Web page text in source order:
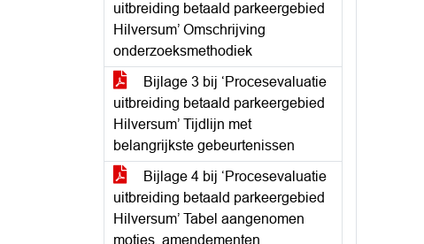
uitbreiding betaald parkeergebied
Hilversum’ Omschrijving
onderzoeksmethodiek
Bijlage 3 bij ‘Procesevaluatie
uitbreiding betaald parkeergebied
Hilversum’ Tijdlijn met
belangrijkste gebeurtenissen
Bijlage 4 bij ‘Procesevaluatie
uitbreiding betaald parkeergebied
Hilversum’ Tabel aangenomen
moties, amendementen _